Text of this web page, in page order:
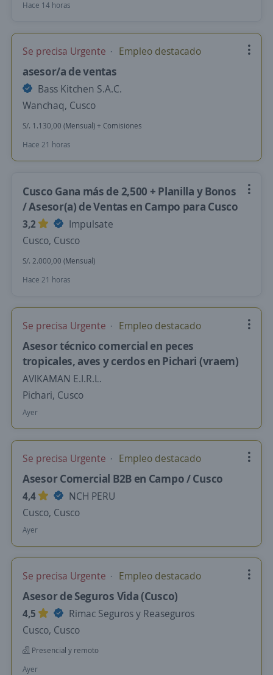
Hace 14 horas
Se precisa Urgente Empleo destacado
asesor/a de ventas
Bass Kitchen S.A.C.
Wanchaq, Cusco
S/. 1.130,00 (Mensual) + Comisiones
Hace 21 horas
Cusco Gana más de 2,500 + Planilla y Bonos
/ Asesor(a) de Ventas en Campo para Cusco
3,2
Impulsate
Cusco, Cusco
S/. 2.000,00 (Mensual)
Hace 21 horas
Se precisa Urgente Empleo destacado
Asesor técnico comercial en peces
tropicales, aves y cerdos en Pichari (vraem)
AVIKAMAN E.I.R.L.
Pichari, Cusco
Ayer
Se precisa Urgente Empleo destacado
Asesor Comercial B2B en Campo / Cusco
4,4
NCH PERU
Cusco, Cusco
Ayer
Se precisa Urgente Empleo destacado
Asesor de Seguros Vida (Cusco)
4,5
Rimac Seguros y Reaseguros
Cusco, Cusco
Presencial y remoto
Ayer